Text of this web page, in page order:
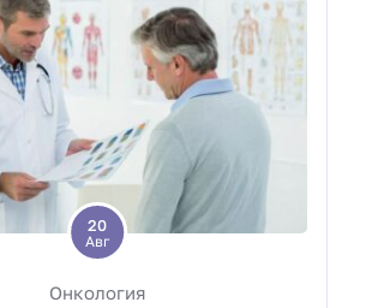
20
Авг
Онкология